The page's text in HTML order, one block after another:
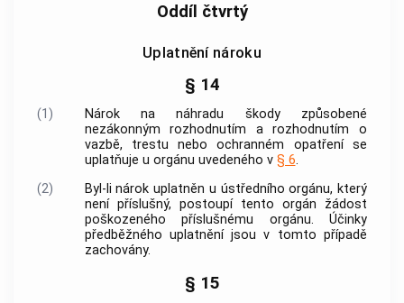
Oddíl čtvrtý
Uplatnění nároku
§ 14
(1)
Nárok na náhradu škody způsobené
nezákonným rozhodnutím a rozhodnutím o
vazbě, trestu nebo ochranném opatření se
uplatňuje u orgánu uvedeného v § 6.
(2)
Byl-li nárok uplatněn u ústředního orgánu, který
není příslušný, postoupí tento orgán žádost
poškozeného příslušnému orgánu. Účinky
předběžného uplatnění jsou v tomto případě
zachovány.
§ 15